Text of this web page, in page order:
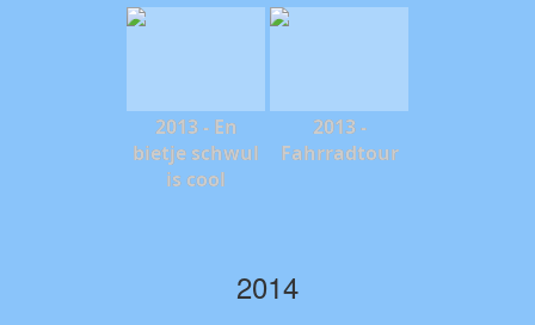
2013 - En
bietje schwul
is cool
2013 -
Fahrradtour
2014